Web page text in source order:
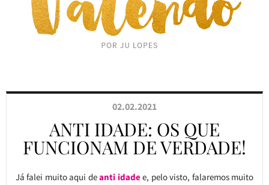
02.02.2021
ANTI IDADE: OS QUE
FUNCIONAM DE VERDADE!
Já falei muito aqui deanti idadee, pelo visto, falaremos muito